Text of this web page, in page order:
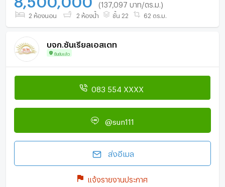
(137,097 บาท/ตร.ม.)
2 ห้องนอน 2 ห้องน้ำ ชั้น 22 62 ตร.ม.
บจก.ซันเรียลเอสเตท
ยืนยันแล้ว
083 554 XXXX
@sun111
ส่งอีเมล
แจ้งรายงานประกาศ